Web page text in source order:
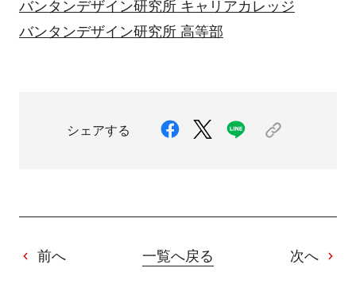
バンタンデザイン研究所 キャリアカレッジ
バンタンデザイン研究所 高等部
シェアする
前へ 一覧へ戻る 次へ